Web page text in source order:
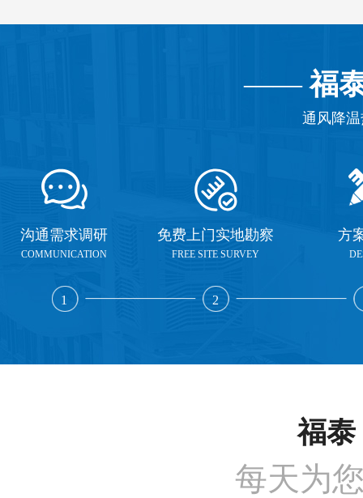
——福
通风降
沟通需求调研
COMMUNICATION
1
免费上门实地勘察
FREE SITE SURVEY
2
方
福泰
每天为